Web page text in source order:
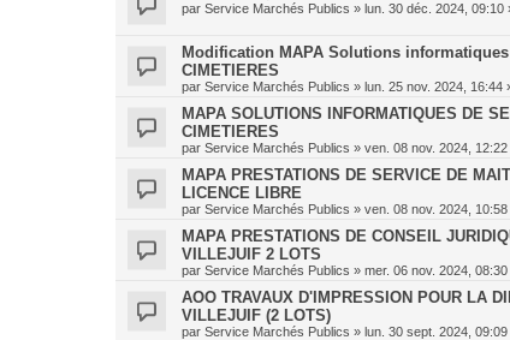
par Service Marchés Publics » lun. 30 déc. 2024, 09:10
Modification MAPA Solutions
CIMETIERES
par Service Marchés Publics » lun. 25 nov. 2024, 16:44
MAPA SOLUTIONS INFORMATIQUES DE
CIMETIERES
par Service Marchés Publics » ven. 08 nov. 2024, 12:22
MAPA PRESTATIONS DE SERVICE DE
LICENCE LIBRE
par Service Marchés Publics » ven. 08 nov. 2024, 10:58
MAPA PRESTATIONS DE CONSEIL
VILLEJUIF 2 LOTS
par Service Marchés Publics » mer. 06 nov. 2024, 08:30
AOO TRAVAUX D'IMPRESSION POUR LA
VILLEJUIF (2 LOTS)
par Service Marchés Publics » lun. 30 sept. 2024, 09:09